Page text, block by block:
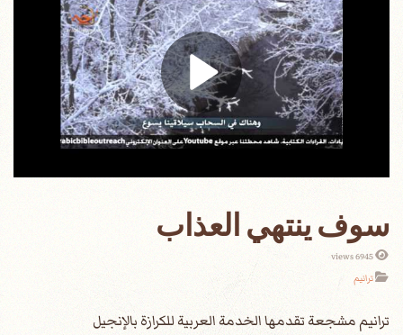
سوف ينتهي العذاب
6945 views
ترانيم